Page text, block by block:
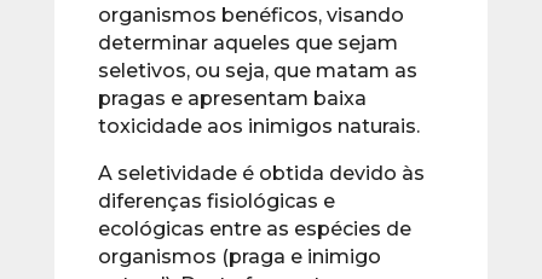
organismos benéficos, visando
determinar aqueles que sejam
seletivos, ou seja, que matam as
pragas e apresentam baixa
toxicidade aos inimigos naturais.
A seletividade é obtida devido às
diferenças fisiológicas e
ecológicas entre as espécies de
organismos (praga e inimigo